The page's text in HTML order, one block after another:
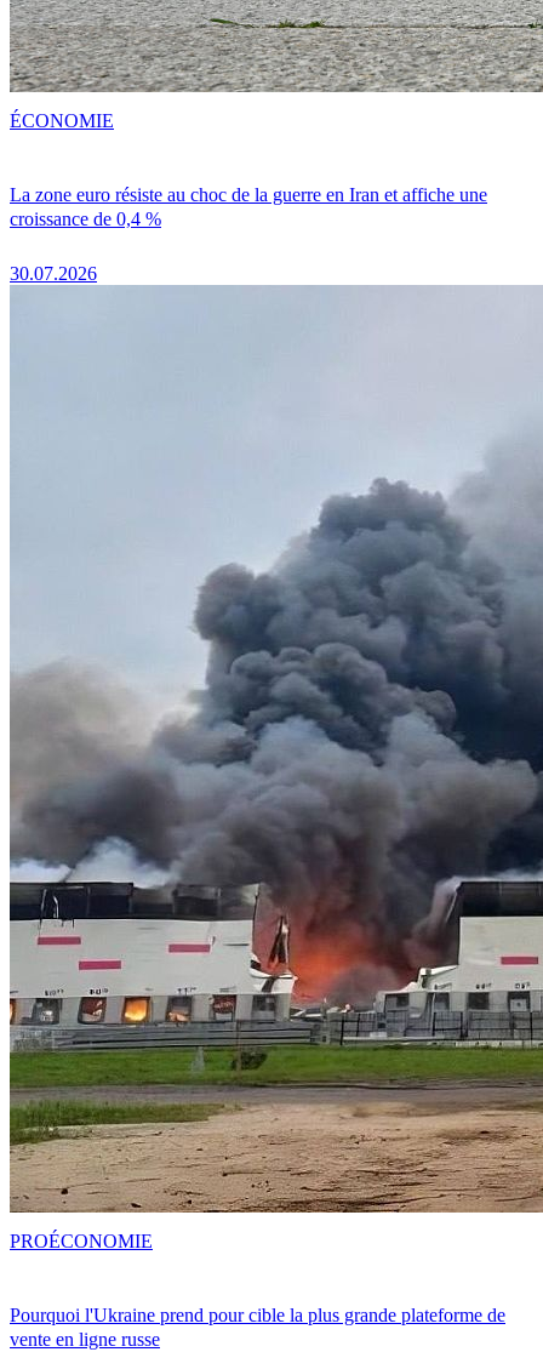
La zone euro résiste au choc de la guerre en Iran et affiche une
croissance de 0,4 %
30.07.2026
ÉCONOMIE
Pourquoi l'Ukraine prend pour cible la plus grande plateforme de
vente en ligne russe
PROÉCONOMIE